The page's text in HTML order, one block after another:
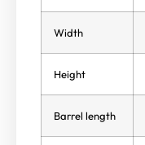
Width
Height
Barrel length